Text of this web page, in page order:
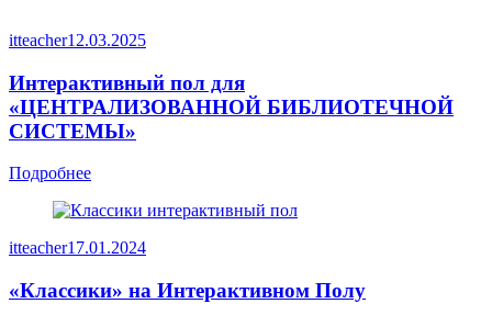
itteacher12.03.2025
Интерактивный пол для
«ЦЕНТРАЛИЗОВАННОЙ БИБЛИОТЕЧНОЙ
СИСТЕМЫ»
Подробнее
itteacher17.01.2024
«Классики» на Интерактивном Полу